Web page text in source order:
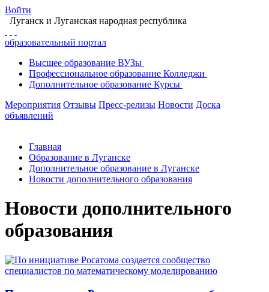
Войти
Луганск и Луганская народная республика
образовательный портал
Высшее образование ВУЗы
Профессиональное образование Колледжи
Дополнительное образование Курсы
Мероприятия Отзывы Пресс-релизы Новости Доска
объявлений
Главная
Образование в Луганске
Дополнительное образование в Луганске
Новости дополнительного образования
Новости дополнительного
образования